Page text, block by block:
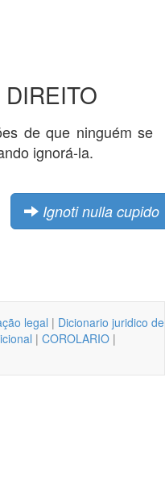
de que ninguém se
ignorá-la.
Ignoti nulla cupido
legal | Dicionario juridico de
| COROLARIO |